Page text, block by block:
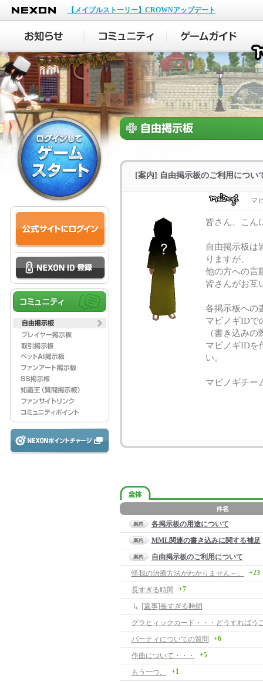
NEXON
【メイプルストーリー】CROWNアップデート
[案内] 自由掲示板のご利用につい
マ
皆さん、こん
自由掲示板は
りますが、
他の方への言
皆さんがお互
各掲示板への
マビノギIDで
（書き込み
マビノギIDを
い。
マビノギチー
各掲示板の用途について
MML関連の書き込みに関する補足
自由掲示板のご利用について
怪我の治療方法がわかりません～。
+23
長すぎる時間 +7
[返事]長すぎる時間
パーティについての質問 +6
作曲について・・・ +5
もう一つ。 +1